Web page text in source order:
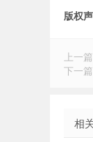
版权
上一
下一篇
相